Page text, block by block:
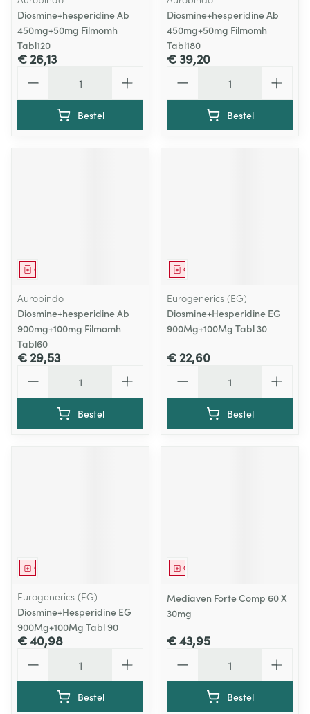
Diosmine+hesperidine Ab
450mg+50mg Filmomh
Tabl120
€ 26,13
Bestel
Diosmine+hesperidine Ab
450mg+50mg Filmomh
Tabl180
€ 39,20
Bestel
Geneesmiddel
Aurobindo
Diosmine+hesperidine Ab
900mg+100mg Filmomh
Tabl60
€ 29,53
Bestel
Geneesmiddel
Eurogenerics (EG)
Diosmine+Hesperidine EG
900Mg+100Mg Tabl 30
€ 22,60
Bestel
Geneesmiddel
Eurogenerics (EG)
Diosmine+Hesperidine EG
900Mg+100Mg Tabl 90
€ 40,98
Bestel
Geneesmiddel
Mediaven Forte Comp 60 X
30mg
€ 43,95
Bestel